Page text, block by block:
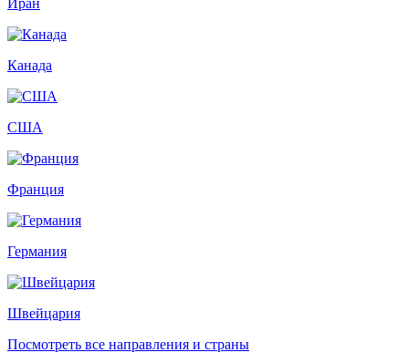
Канада
США
Франция
Германия
Швейцария
Посмотреть все направления и страны